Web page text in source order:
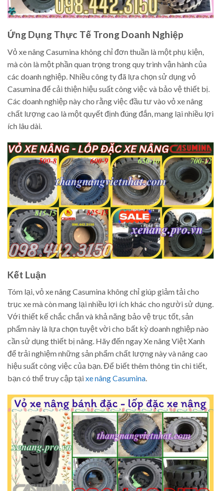
Ứng Dụng Thực Tế Trong Doanh Nghiệp
Vỏ xe nâng Casumina không chỉ đơn thuần là một phụ kiện,
mà còn là một phần quan trọng trong quy trình vận hành của
các doanh nghiệp. Nhiều công ty đã lựa chọn sử dụng vỏ
Casumina để cải thiện hiệu suất công việc và bảo vệ thiết bị.
Các doanh nghiệp này cho rằng việc đầu tư vào vỏ xe nâng
chất lượng cao là một quyết định đúng đắn, mang lại nhiều lợi
ích lâu dài.
Kết Luận
Tóm lại, vỏ xe nâng Casumina không chỉ giúp giảm tải cho
trục xe mà còn mang lại nhiều lợi ích khác cho người sử dụng.
Với thiết kế chắc chắn và khả năng bảo vệ trục tốt, sản
phẩm này là lựa chọn tuyệt vời cho bất kỳ doanh nghiệp nào
cần sử dụng thiết bị nâng. Hãy đến ngay Xe nâng Việt Xanh
để trải nghiệm những sản phẩm chất lượng này và nâng cao
hiệu suất công việc của bạn. Để biết thêm thông tin chi tiết,
bạn có thể truy cập tạixe nâng Casumina.